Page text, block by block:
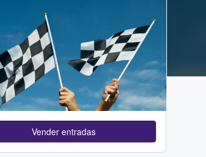
Vender entradas